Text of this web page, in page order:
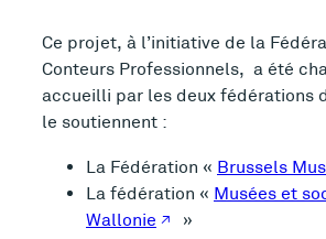
Ce projet, à l’initiative de la
Conteurs Professionnels, a été
accueilli par les deux fédérations
le soutiennent :
La Fédération « Brussels
La fédération « Musées et
Wallonie
»